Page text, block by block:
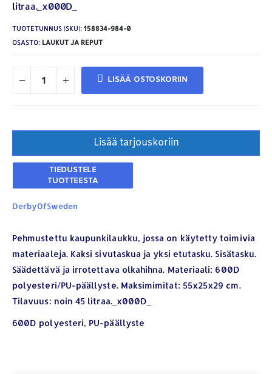
litraa._x000D_
TUOTETUNNUS (SKU): 158834-984-0
OSASTO: LAUKUT JA REPUT
LISÄÄ OSTOSKORIIN
Lisää tarjouskoriin
DerbyOfSweden
Pehmustettu kaupunkilaukku, jossa on käytetty toimivia
materiaaleja. Kaksi sivutaskua ja yksi etutasku. Sisätasku.
Säädettävä ja irrotettava olkahihna. Materiaali: 600D
polyesteri/PU-päällyste. Maksimimitat: 55x25x29 cm.
Tilavuus: noin 45 litraa._x000D_
600D polyesteri, PU-päällyste
YHTEYSTIEDOT
Osoite: Hikivuorenkatu 14 C 20, 33710 Tampere
Puhelin: 040-7549431